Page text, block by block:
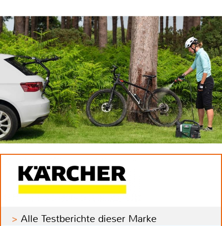
Alle Testberichte dieser Marke